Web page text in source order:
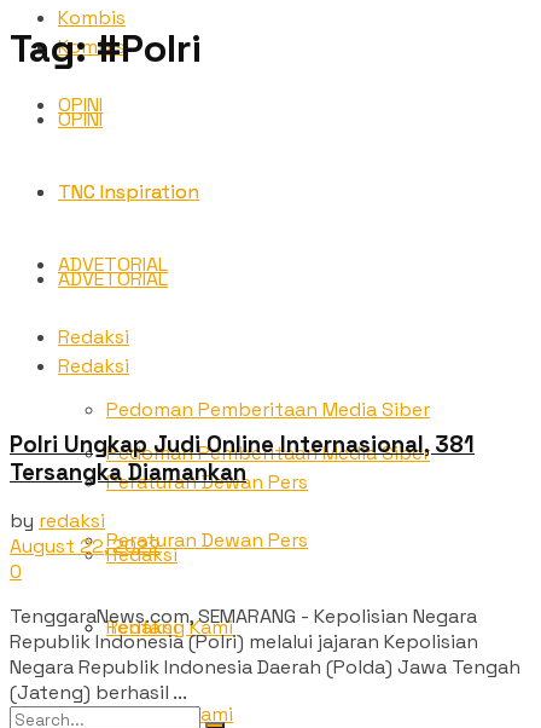
Kombis
OPINI
TNC Inspiration
ADVETORIAL
Redaksi
Pedoman Pemberitaan Media Siber
Peraturan Dewan Pers
Redaksi
Tentang Kami
Kombis
OPINI
TNC Inspiration
ADVETORIAL
Redaksi
Pedoman Pemberitaan Media Siber
Peraturan Dewan Pers
Redaksi
Tentang Kami
Tag:#Polri
Polri Ungkap Judi Online Internasional, 381
Tersangka Diamankan
by redaksi
August 22, 2022
0
TenggaraNews.com, SEMARANG - Kepolisian Negara
Republik Indonesia (Polri) melalui jajaran Kepolisian
Negara Republik Indonesia Daerah (Polda) Jawa Tengah
(Jateng) berhasil ...